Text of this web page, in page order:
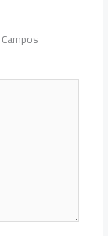
Campos